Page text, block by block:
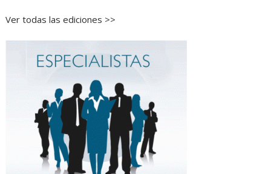
Ver todas las ediciones >>